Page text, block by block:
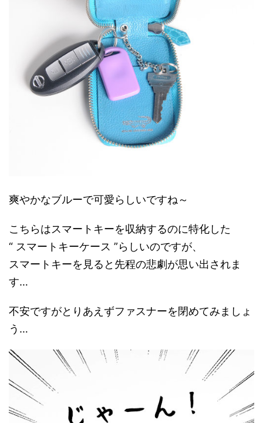
爽やかなブルーで可愛らしいですね～
こちらはスマートキーを収納するのに特化した
“ スマートキーケース ”らしいのですが、
スマートキーを見ると先程の悲劇が思い出されま
す…
不安ですがとりあえずファスナーを閉めてみましょ
う…